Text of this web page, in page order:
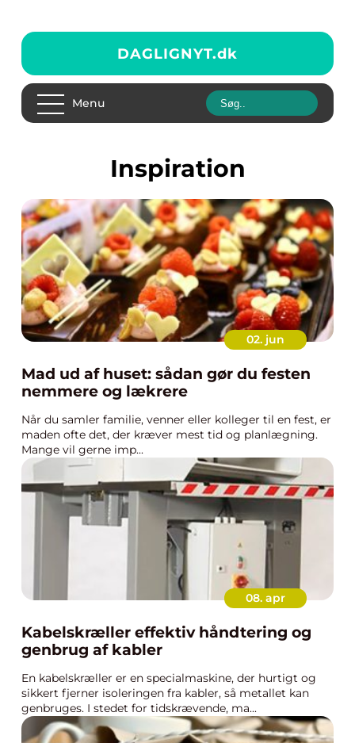
DAGLIGNYT.dk
Menu
inspiration
02. jun
Mad ud af huset: sådan gør du festen
nemmere og lækrere
Når du samler familie, venner eller kolleger til en fest, er
maden ofte det, der kræver mest tid og planlægning.
Mange vil gerne imp...
08. apr
Kabelskræller effektiv håndtering og
genbrug af kabler
En kabelskræller er en specialmaskine, der hurtigt og
sikkert fjerner isoleringen fra kabler, så metallet kan
genbruges. I stedet for tidskrævende, ma...